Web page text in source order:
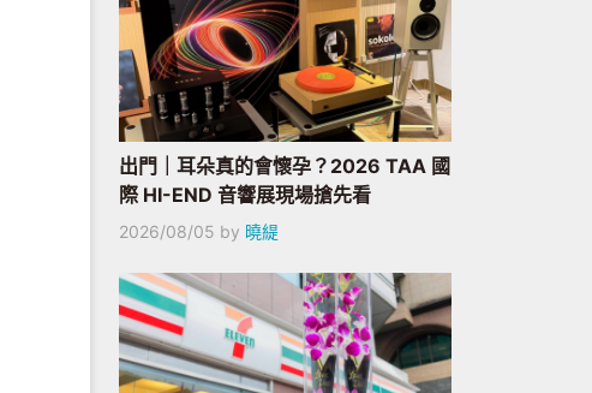
出門｜耳朵真的會懷孕？2026 TAA 國
際 HI-END 音響展現場搶先看
2026/08/05 by 曉緹